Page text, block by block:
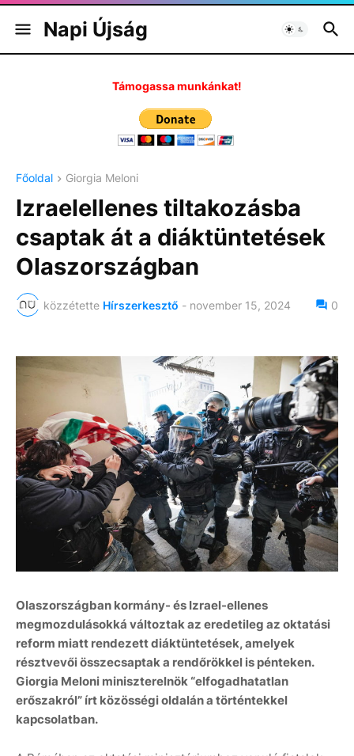
Napi Újság
Támogassa munkánkat!
Főoldal Giorgia Meloni
Izraelellenes tiltakozásba
csaptak át a diáktüntetések
Olaszországban
közzétette Hírszerkesztő - november 15, 2024 0
Olaszországban kormány- és Izrael-ellenes
megmozdulásokká változtak az eredetileg az oktatási
reform miatt rendezett diáktüntetések, amelyek
résztvevői összecsaptak a rendőrökkel is pénteken.
Giorgia Meloni miniszterelnök “elfogadhatatlan
erőszakról” írt közösségi oldalán a történtekkel
kapcsolatban.